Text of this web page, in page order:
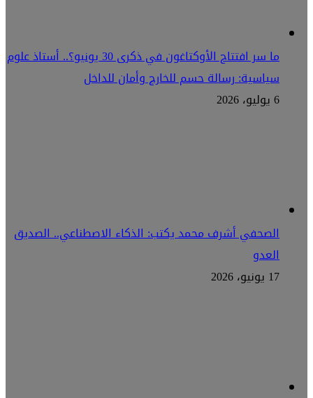
ما سر افتتاح الأوكتاغون في ذكرى 30 يونيو؟.. أستاذ علوم
سياسية: رسالة حسم للخارج وأمان للداخل
6 يوليو، 2026
الصحفي أشرف محمد يكتب: الذكاء الاصطناعي.. الصديق
العدو
17 يونيو، 2026